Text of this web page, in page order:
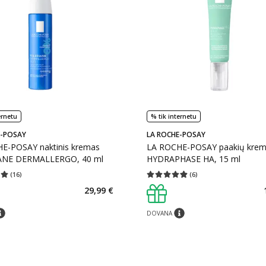
POSAY
POSAY naktinis kremas
DERMALLERGO, 40 ml
(16) 5.00
29,99 €
% tik internetu
LA ROCHE-POSAY
LA ROCHE-POSAY paakių
HYDRAPHASE HA, 15 ml
(6)
Vidutinis įvertinimas 4.83
DOVANApatarimas